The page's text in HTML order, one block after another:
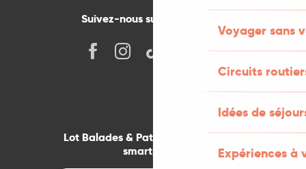
Voyager sans
Circuits
Idées de
Expériences à
Suivez-nous sur les réseaux !
Lot Balades & Patrimoines sur votre
smartphone